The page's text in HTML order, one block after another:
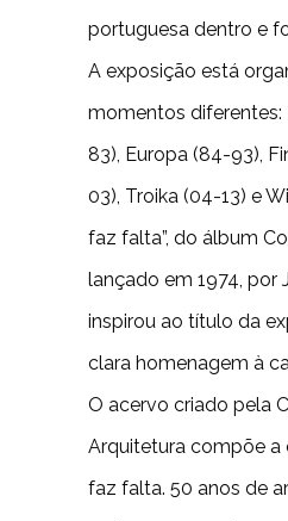
portuguesa dentro e
A exposição está
momentos diferentes:
83), Europa (84-93),
03), Troika (04-13) e
faz falta”, do álbum
lançado em 1974, por
inspirou ao título da
clara homenagem à
O acervo criado pela
Arquitetura compõe a
faz falta. 50 anos de